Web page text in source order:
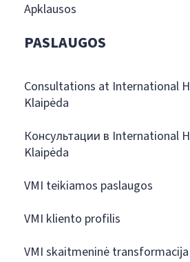
Apklausos
PASLAUGOS
Consultations at International
Klaipėda
Консультации в International
Klaipėda
VMI teikiamos paslaugos
VMI kliento profilis
VMI skaitmeninė transformacija